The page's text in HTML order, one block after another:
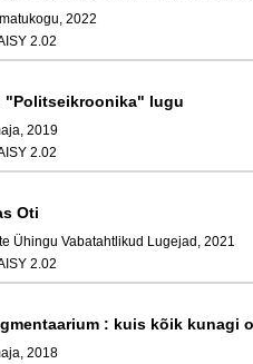
2022
2.02
"Politseikroonika" lugu
2019
2.02
Oti
Ühingu Vabatahtlikud Lugejad, 2021
2.02
: kuis kõik kunagi
2018